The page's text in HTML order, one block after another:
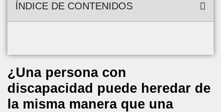
ÍNDICE DE CONTENIDOS
¿Una persona con
discapacidad puede heredar de
la misma manera que una